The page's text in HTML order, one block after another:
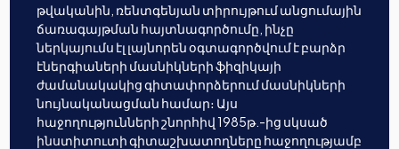
թվականին, ռենտգենյան տիրույթում անցումային
ճառագայթման հայտնագործումը, ինչը
ներկայումս էլ լայնորեն օգտագործվում է բարձր
էներգիաների մասնիկների ֆիզիկայի
ժամանակակից գիտափորձերում մասնիկների
նույնականացման համար։ Այս
հաջողությունների շնորհիվ 1985թ.-ից սկսած
ինստիտուտի գիտաշխատողները հաջողությամբ